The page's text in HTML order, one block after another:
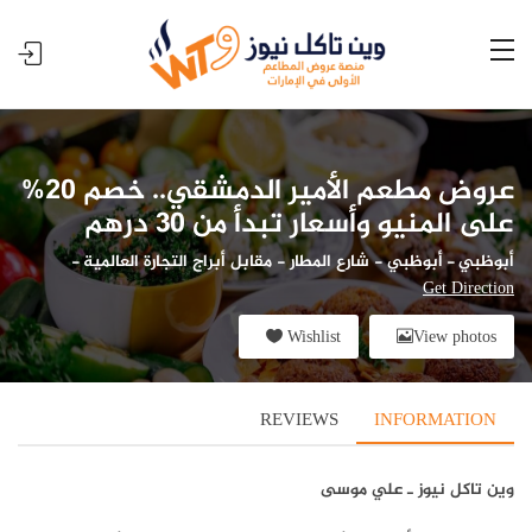
عروض مطعم الأمير الدمشقي.. خصم 20%
على المنيو وأسعار تبدأ من 30 درهم
أبوظبي-أبوظبي - شارع المطار - مقابل أبراج التجارة العالمية-
Get Direction
View photos
Wishlist
INFORMATION
REVIEWS
وين تاكل نيوز ـ علي موسى